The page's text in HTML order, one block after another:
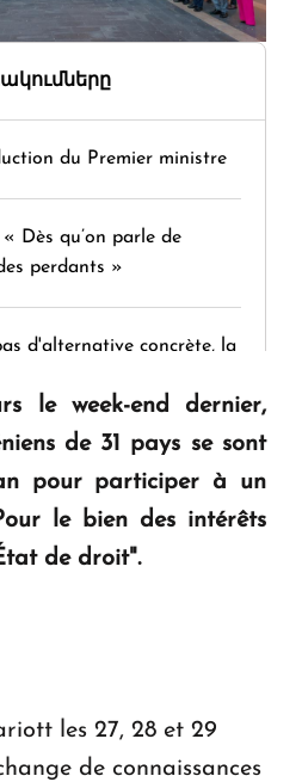
du Premier ministre
« Dès qu’on parle de
perdants »
d'alternative concrète, la
de résilience et d'avenir
Regency d'Arménie
le week-end dernier,
de 31 pays se sont
pour participer à un
le bien des intérêts
de droit".
les 27, 28 et 29
de connaissances